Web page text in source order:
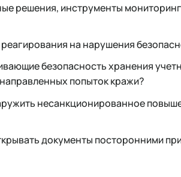
решения, инструменты
на нарушения
безопасность хранения
попыток кражи?
несанкционированное
документы посторонними